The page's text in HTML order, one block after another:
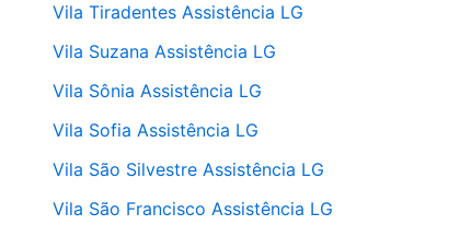
Vila Tiradentes Assistência LG
Vila Suzana Assistência LG
Vila Sônia Assistência LG
Vila Sofia Assistência LG
Vila São Silvestre Assistência LG
Vila São Francisco Assistência LG